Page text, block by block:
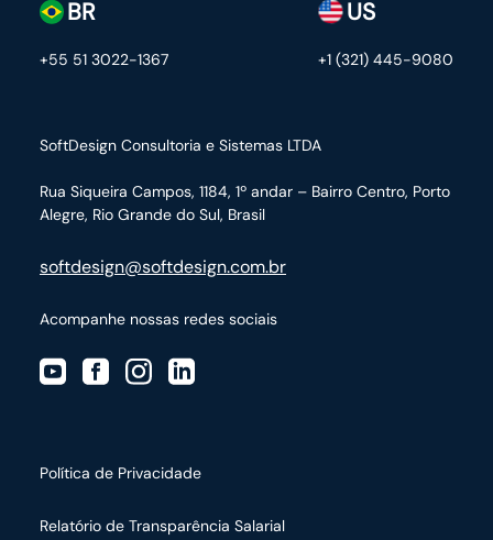
SoftDesign Consultoria e Sistemas LTDA
Rua Siqueira Campos, 1184, 1º andar – Bairro Centro, Porto
Alegre, Rio Grande do Sul, Brasil
softdesign@softdesign.com.br
BR
+55 51 3022-1367
US
+1 (321) 445-9080
Acompanhe nossas redes sociais
Política de Privacidade
Relatório de Transparência Salarial